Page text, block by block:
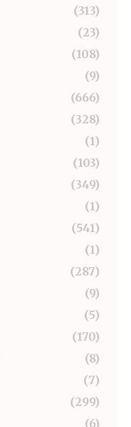
(313)
(23)
(108)
(9)
(666)
(328)
(1)
(103)
(349)
(1)
(541)
(1)
(287)
(9)
(5)
(170)
(8)
(7)
(299)
(6)